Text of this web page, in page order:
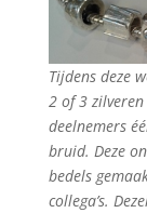
Tijdens deze
2 of 3
deelnemers
bruid. Deze
bedels
collega’s.